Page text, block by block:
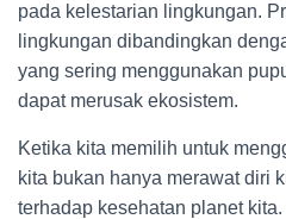
pada kelestarian lingkungan.
lingkungan dibandingkan
yang sering menggunakan
dapat merusak ekosistem.
Ketika kita memilih untuk
kita bukan hanya merawat diri
terhadap kesehatan planet